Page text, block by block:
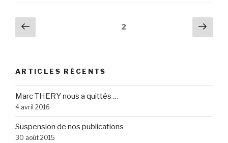
semaine
Navigation
des
Page
précédente
2
ARTICLES RÉCENTS
Marc THERY nous a quittés …
4 avril 2016
Suspension de nos publications
30 août 2015